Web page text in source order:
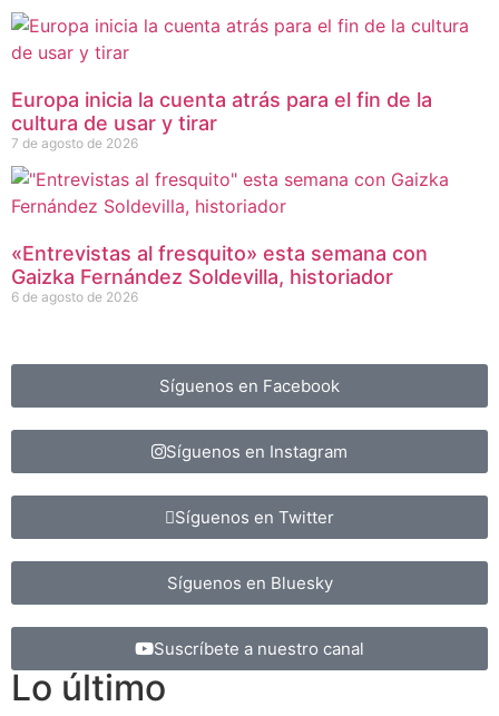
Europa inicia la cuenta atrás para el fin de la
cultura de usar y tirar
7 de agosto de 2026
«Entrevistas al fresquito» esta semana con
Gaizka Fernández Soldevilla, historiador
6 de agosto de 2026
Síguenos en Facebook
Síguenos en Instagram
Síguenos en Twitter
Síguenos en Bluesky
Suscríbete a nuestro canal
Lo último